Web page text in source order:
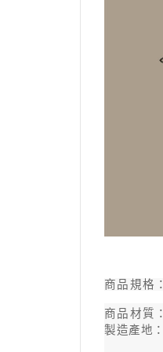
商品規格：
商品材質：
製造產地：